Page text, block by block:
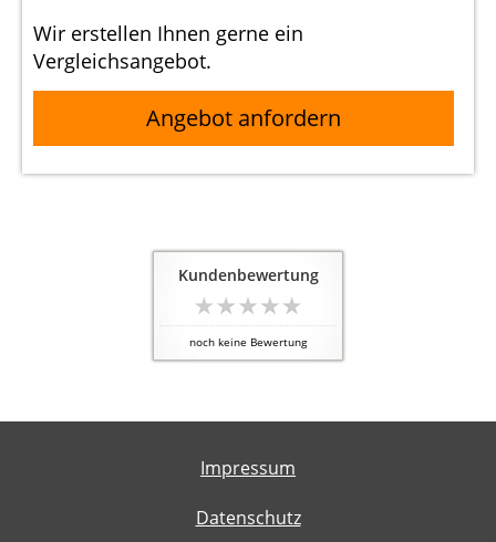
Wir erstellen Ihnen gerne ein
Vergleichsangebot.
Angebot anfordern
Kundenbewertung
noch keine Bewertung
Impressum
Datenschutz